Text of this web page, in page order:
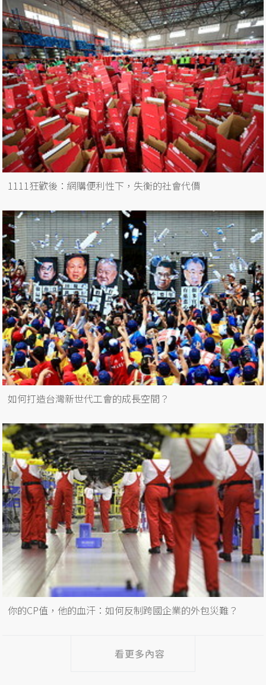
1111狂歡後：網購便利性下，失衡的社會代價
如何打造台灣新世代工會的成長空間？
你的CP值，他的血汗：如何反制跨國企業的外包災難？
看更多內容